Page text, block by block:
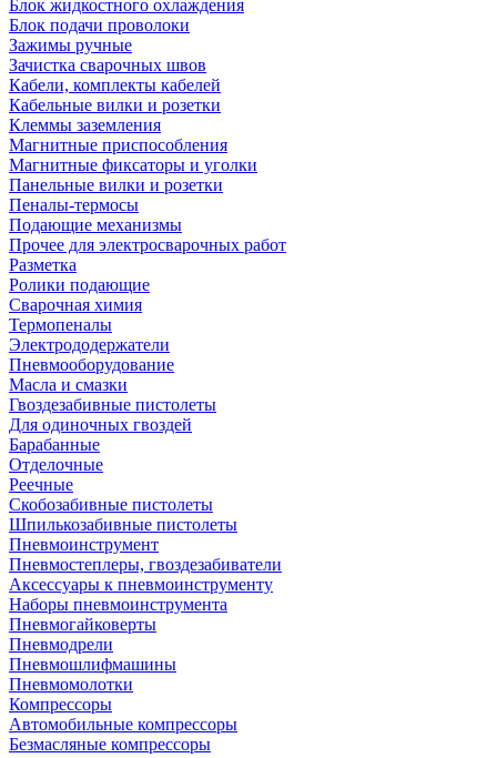
Блок жидкостного охлаждения
Блок подачи проволоки
Зажимы ручные
Зачистка сварочных швов
Кабели, комплекты кабелей
Кабельные вилки и розетки
Клеммы заземления
Магнитные приспособления
Магнитные фиксаторы и уголки
Панельные вилки и розетки
Пеналы-термосы
Подающие механизмы
Прочее для электросварочных работ
Разметка
Ролики подающие
Сварочная химия
Термопеналы
Электрододержатели
Пневмооборудование
Масла и смазки
Гвоздезабивные пистолеты
Для одиночных гвоздей
Барабанные
Отделочные
Реечные
Скобозабивные пистолеты
Шпилькозабивные пистолеты
Пневмоинструмент
Пневмостеплеры, гвоздезабиватели
Аксессуары к пневмоинструменту
Наборы пневмоинструмента
Пневмогайковерты
Пневмодрели
Пневмошлифмашины
Пневмомолотки
Компрессоры
Автомобильные компрессоры
Безмасляные компрессоры